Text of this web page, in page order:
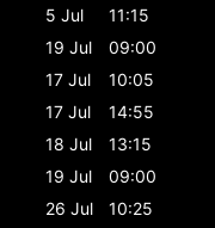
5 Jul
11:15
19 Jul
09:00
17 Jul
10:05
17 Jul
14:55
18 Jul
13:15
19 Jul
09:00
26 Jul
10:25